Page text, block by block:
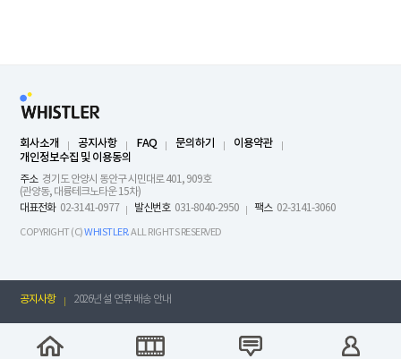
회사소개 공지사항 FAQ 문의하기
이용약관
개인정보수집 및 이용동의
주소 경기도 안양시 동안구 시민대로 401, 909호
(관양동, 대륭테크노타운 15차)
대표전화 02-3141-0977 발신번호 031-8040-2950 팩스 02-3141-3060
COPYRIGHT (C)WHISTLER.ALL RIGHTS RESERVED
공지사항 2026년 설 연휴 배송 안내